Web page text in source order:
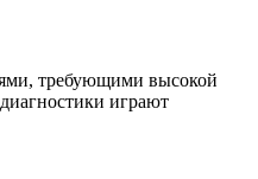
требующими высокой
играют